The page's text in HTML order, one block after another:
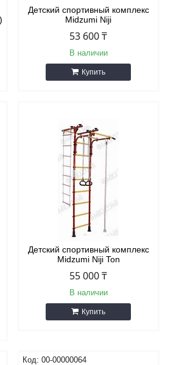
Детский спортивный комплекс
Midzumi Niji
53 600 ₸
В наличии
Купить
Детский спортивный комплекс
Midzumi Niji Ton
55 000 ₸
В наличии
Купить
00-00000064